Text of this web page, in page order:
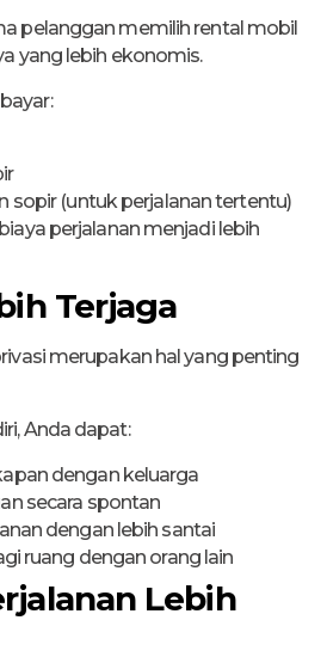
pelanggan memilih rental mobil
yang lebih ekonomis.
sopir (untuk perjalanan tertentu)
perjalanan menjadi lebih
Terjaga
merupakan hal yang penting
Anda dapat:
dengan keluarga
secara spontan
dengan lebih santai
ruang dengan orang lain
Lebih